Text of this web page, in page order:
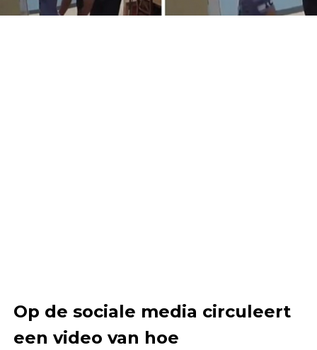
Op de sociale media circuleert
een video van hoe